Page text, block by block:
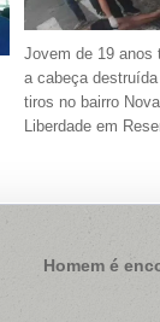
Jovem de 19 anos
a cabeça
tiros no bairro Nova
Liberdade em
Homem é